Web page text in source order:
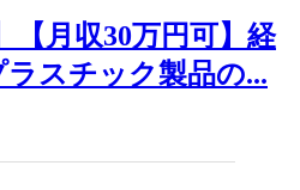
【月収30万円可】経
スチック製品の...